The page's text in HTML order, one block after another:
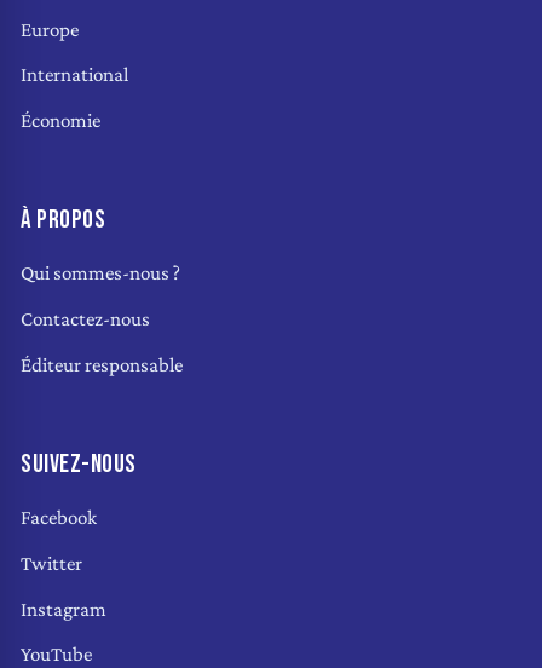
Europe
International
Économie
À PROPOS
Qui sommes-nous ?
Contactez-nous
Éditeur responsable
SUIVEZ-NOUS
Facebook
Twitter
Instagram
YouTube